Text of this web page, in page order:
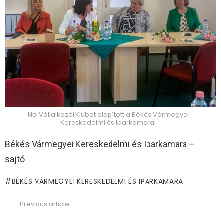
Női Vállalkozói Klubot alapított a Békés Vármegyei
Kereskedelmi és Iparkamara.
Békés Vármegyei Kereskedelmi és Iparkamara –
sajtó
BÉKÉS VÁRMEGYEI KERESKEDELMI ÉS IPARKAMARA
Previous article